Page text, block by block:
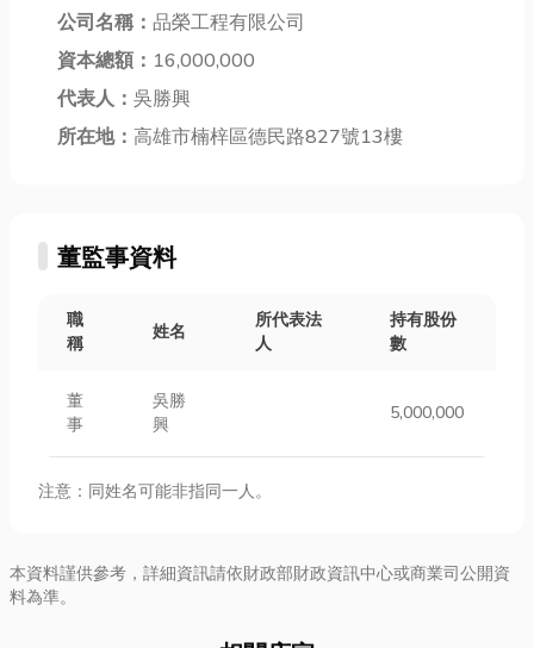
公司名稱： 品榮工程有限公司
資本總額： 16,000,000
代表人： 吳勝興
所在地： 高雄市楠梓區德民路827號13樓
董監事資料
職
稱
姓名
所代表法
人
持有股份
數
董
事
吳勝
興
5,000,000
注意：同姓名可能非指同一人。
本資料謹供參考，詳細資訊請依財政部財政資訊中心或商業司公開資
料為準。